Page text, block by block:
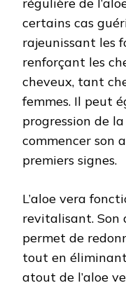
certains cas
rajeunissant les
renforçant les
cheveux, tant
femmes. Il peut
progression de
commencer son
premiers signes.
L’aloe vera
revitalisant. Son
permet de
tout en
atout de l’aloe